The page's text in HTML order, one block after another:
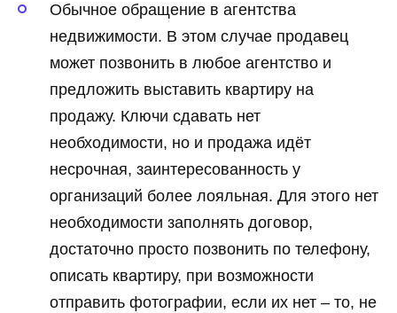
Обычное обращение в агентства
недвижимости. В этом случае продавец
может позвонить в любое агентство и
предложить выставить квартиру на
продажу. Ключи сдавать нет
необходимости, но и продажа идёт
несрочная, заинтересованность у
организаций более лояльная. Для этого нет
необходимости заполнять договор,
достаточно просто позвонить по телефону,
описать квартиру, при возможности
отправить фотографии, если их нет – то, не